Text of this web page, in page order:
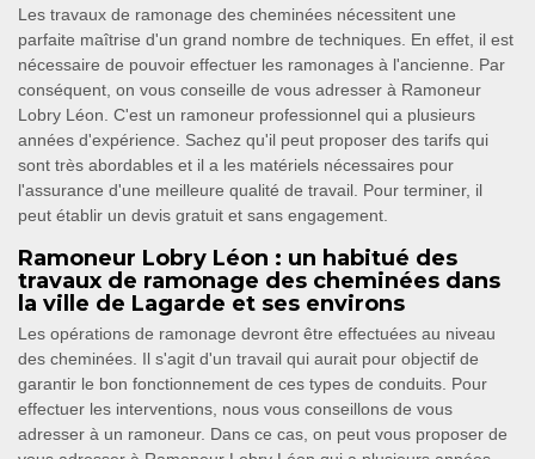
Les travaux de ramonage des cheminées nécessitent une
parfaite maîtrise d'un grand nombre de techniques. En effet, il est
nécessaire de pouvoir effectuer les ramonages à l'ancienne. Par
conséquent, on vous conseille de vous adresser à Ramoneur
Lobry Léon. C'est un ramoneur professionnel qui a plusieurs
années d'expérience. Sachez qu'il peut proposer des tarifs qui
sont très abordables et il a les matériels nécessaires pour
l'assurance d'une meilleure qualité de travail. Pour terminer, il
peut établir un devis gratuit et sans engagement.
Ramoneur Lobry Léon : un habitué des
travaux de ramonage des cheminées dans
la ville de Lagarde et ses environs
Les opérations de ramonage devront être effectuées au niveau
des cheminées. Il s'agit d'un travail qui aurait pour objectif de
garantir le bon fonctionnement de ces types de conduits. Pour
effectuer les interventions, nous vous conseillons de vous
adresser à un ramoneur. Dans ce cas, on peut vous proposer de